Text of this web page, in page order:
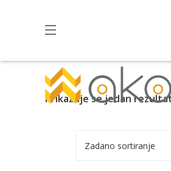
Prikazuje se jedan
Zadano sortiranje